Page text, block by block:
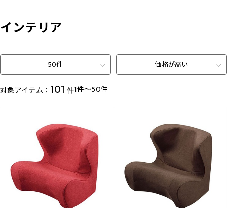
インテリア
50件 価格が高い
対象アイテム： 101 件1件～50件